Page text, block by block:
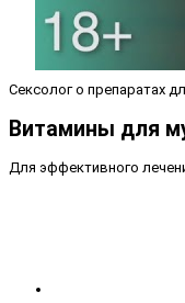
Сексолог о препаратах
Витамины для
Для эффективного